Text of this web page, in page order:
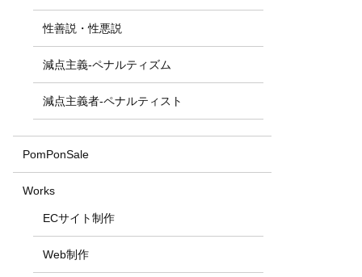
性善説・性悪説
減点主義-ペナルティズム
減点主義者-ペナルティスト
PomPonSale
Works
ECサイト制作
Web制作